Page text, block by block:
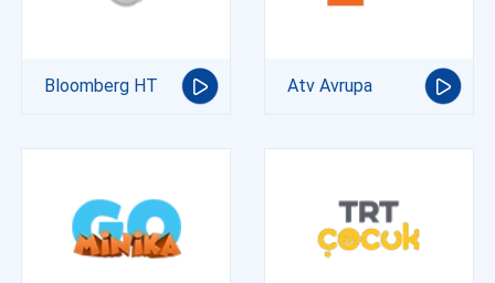
Bloomberg HT Atv Avrupa